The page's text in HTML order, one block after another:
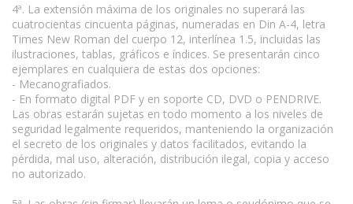
4ª. La extensión máxima de los originales no superará las
cuatrocientas cincuenta páginas, numeradas en Din A-4, letra
Times New Roman del cuerpo 12, interlínea 1.5, incluidas las
ilustraciones, tablas, gráficos e índices. Se presentarán cinco
ejemplares en cualquiera de estas dos opciones:
- Mecanografiados.
- En formato digital PDF y en soporte CD, DVD o PENDRIVE.
Las obras estarán sujetas en todo momento a los niveles de
seguridad legalmente requeridos, manteniendo la organización
el secreto de los originales y datos facilitados, evitando la
pérdida, mal uso, alteración, distribución ilegal, copia y acceso
no autorizado.